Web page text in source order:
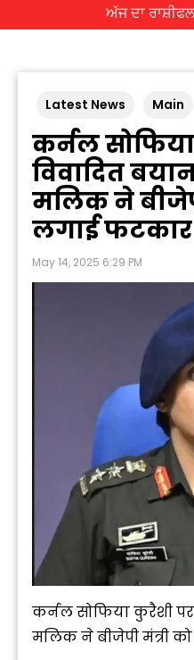
ਅੱਜ ਦਾ ਰਾਸ਼ੀਫਲ (5
Latest News Main
कर्नल
विवादित
मलिक ने
लगाई फटकार
May 14, 2025 6:29 PM
कर्नल सोफिया कुरैशी
मलिक ने बीजेपी मंत्री